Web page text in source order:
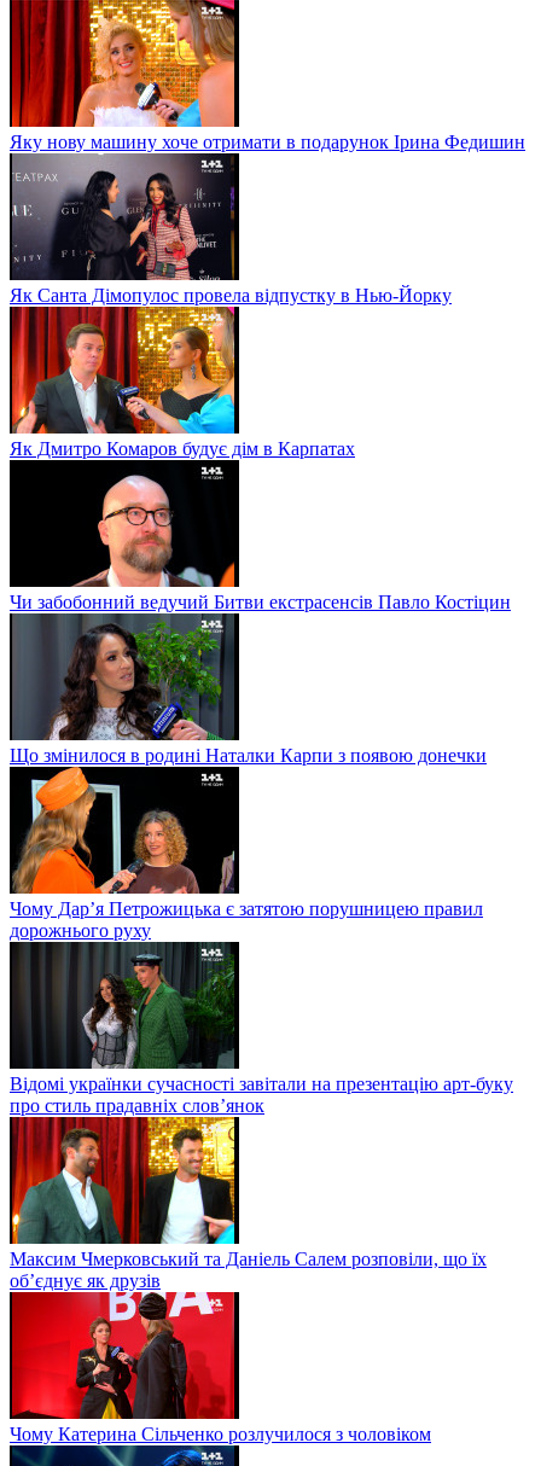
Яку нову машину хоче отримати в подарунок Ірина Федишин
Як Санта Дімопулос провела відпустку в Нью-Йорку
Як Дмитро Комаров будує дім в Карпатах
Чи забобонний ведучий Битви екстрасенсів Павло Костіцин
Що змінилося в родині Наталки Карпи з появою донечки
Чому Дар’я Петрожицька є затятою порушницею правил
дорожнього руху
Відомі українки сучасності завітали на презентацію арт-буку
про стиль прадавніх слов’янок
Максим Чмерковський та Даніель Салем розповіли, що їх
об’єднує як друзів
Чому Катерина Сільченко розлучилося з чоловіком